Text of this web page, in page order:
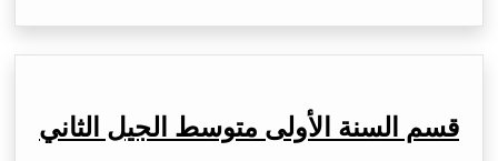
قسم السنة الأولى متوسط الجيل الثاني